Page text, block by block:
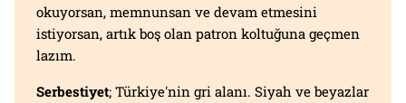
okuyorsan, memnunsan ve devam etmesini
istiyorsan, artık boş olan patron koltuğuna geçmen
lazım.
Serbestiyet; Türkiye'nin gri alanı. Siyah ve beyazlar